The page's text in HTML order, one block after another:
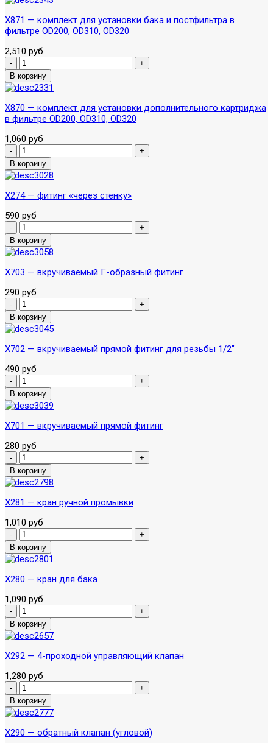
X871 — комплект для установки бака и постфильтра в
фильтре OD200, OD310, OD320
2,510 руб
X870 — комплект для установки дополнительного картриджа
в фильтре OD200, OD310, OD320
1,060 руб
X274 — фитинг «через стенку»
590 руб
X703 — вкручиваемый Г-образный фитинг
290 руб
X702 — вкручиваемый прямой фитинг для резьбы 1/2"
490 руб
X701 — вкручиваемый прямой фитинг
280 руб
X281 — кран ручной промывки
1,010 руб
X280 — кран для бака
1,090 руб
X292 — 4-проходной управляющий клапан
1,280 руб
X290 — обратный клапан (угловой)